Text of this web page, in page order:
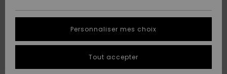
A
Découvrir
A
Découvrir
tailles
QUIKSILVER
Personnaliser mes choix
Tout accepter